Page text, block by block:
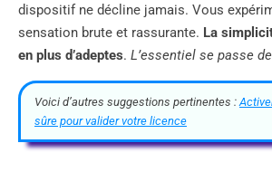
dispositif ne décline jamais. Vous
sensation brute et rassurante. La
en plus d’adeptes. L’essentiel se passe
Voici d’autres suggestions pertinentes :
sûre pour valider votre licence